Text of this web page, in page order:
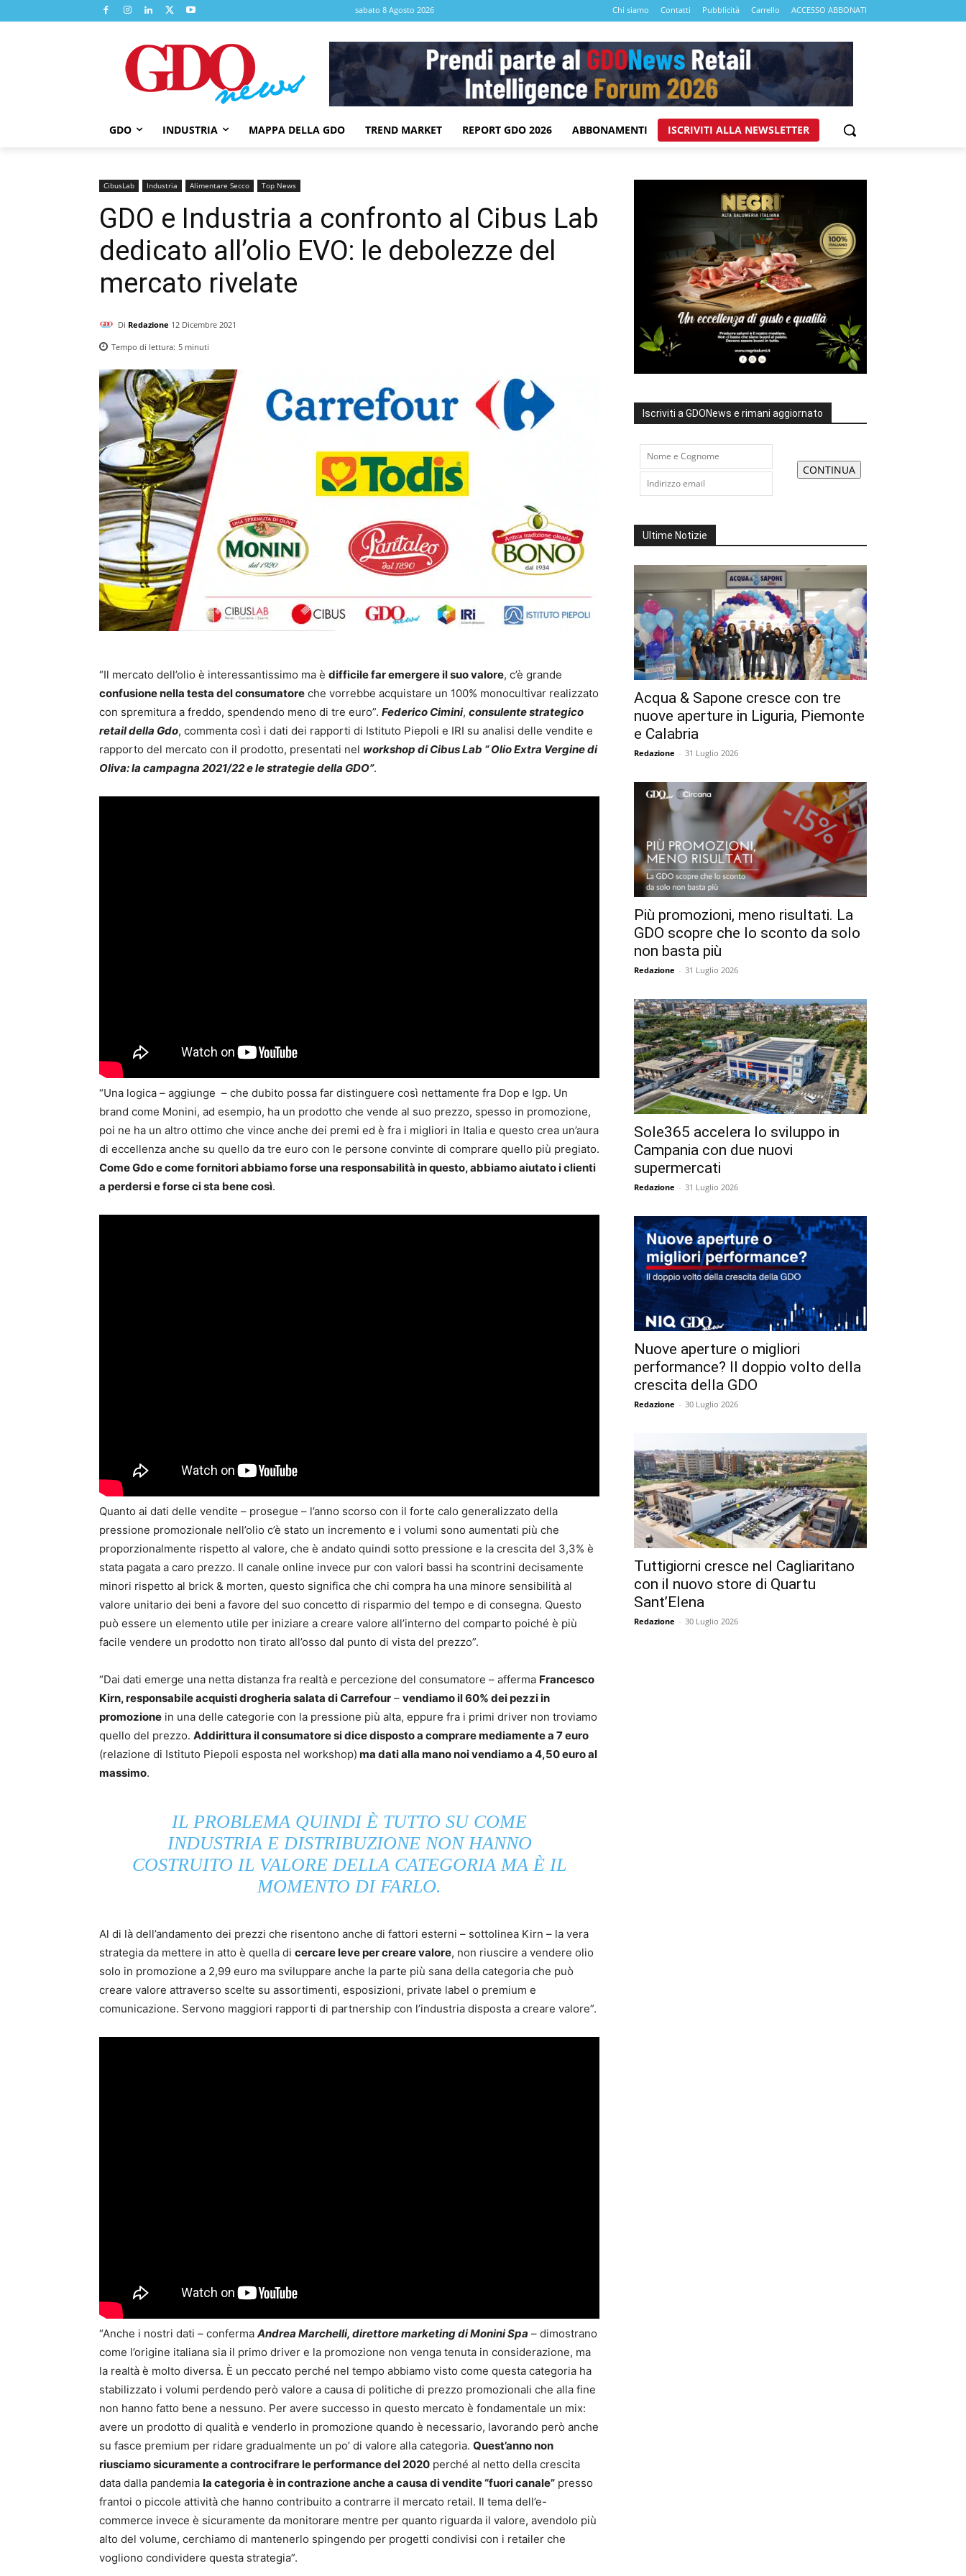
sabato 8 Agosto 2026 Chi siamo Contatti Pubblicità Carrello ACCESSO ABBONATI
GDO INDUSTRIA MAPPA DELLA GDO TREND MARKET REPORT GDO 2026 ABBONAMENTI ISCRIVITI ALLA NEWSLETTER
CibusLab Industria Alimentare Secco Top News
GDO e Industria a confronto al Cibus Lab
dedicato all’olio EVO: le debolezze del
mercato rivelate
Di Redazione 12 Dicembre 2021
Tempo di lettura: 5 minuti
“Il mercato dell’olio è interessantissimo ma è difficile far emergere il suo valore, c’è grande
confusione nella testa del consumatore che vorrebbe acquistare un 100% monocultivar realizzato
con spremitura a freddo, spendendo meno di tre euro”. Federico Cimini, consulente strategico
retail della Gdo, commenta così i dati dei rapporti di Istituto Piepoli e IRI su analisi delle vendite e
rapporto del mercato con il prodotto, presentati nel workshop di Cibus Lab “ Olio Extra Vergine di
Oliva: la campagna 2021/22 e le strategie della GDO”.
“Una logica – aggiunge – che dubito possa far distinguere così nettamente fra Dop e Igp. Un
brand come Monini, ad esempio, ha un prodotto che vende al suo prezzo, spesso in promozione,
poi ne ha un altro ottimo che vince anche dei premi ed è fra i migliori in Italia e questo crea un’aura
di eccellenza anche su quello da tre euro con le persone convinte di comprare quello più pregiato.
Come Gdo e come fornitori abbiamo forse una responsabilità in questo, abbiamo aiutato i clienti
a perdersi e forse ci sta bene così.
Quanto ai dati delle vendite – prosegue – l’anno scorso con il forte calo generalizzato della
pressione promozionale nell’olio c’è stato un incremento e i volumi sono aumentati più che
proporzionalmente rispetto al valore, che è andato quindi sotto pressione e la crescita del 3,3% è
stata pagata a caro prezzo. Il canale online invece pur con valori bassi ha scontrini decisamente
minori rispetto al brick & morten, questo significa che chi compra ha una minore sensibilità al
valore unitario dei beni a favore del suo concetto di risparmio del tempo e di consegna. Questo
può essere un elemento utile per iniziare a creare valore all’interno del comparto poiché è più
facile vendere un prodotto non tirato all’osso dal punto di vista del prezzo”.
“Dai dati emerge una netta distanza fra realtà e percezione del consumatore – afferma Francesco
Kirn, responsabile acquisti drogheria salata di Carrefour – vendiamo il 60% dei pezzi in
promozione in una delle categorie con la pressione più alta, eppure fra i primi driver non troviamo
quello del prezzo. Addirittura il consumatore si dice disposto a comprare mediamente a 7 euro
(relazione di Istituto Piepoli esposta nel workshop) ma dati alla mano noi vendiamo a 4,50 euro al
massimo.
IL PROBLEMA QUINDI È TUTTO SU COME
INDUSTRIA E DISTRIBUZIONE NON HANNO
COSTRUITO IL VALORE DELLA CATEGORIA MA È IL
MOMENTO DI FARLO.
Al di là dell’andamento dei prezzi che risentono anche di fattori esterni – sottolinea Kirn – la vera
strategia da mettere in atto è quella di cercare leve per creare valore, non riuscire a vendere olio
solo in promozione a 2,99 euro ma sviluppare anche la parte più sana della categoria che può
creare valore attraverso scelte su assortimenti, esposizioni, private label o premium e
comunicazione. Servono maggiori rapporti di partnership con l’industria disposta a creare valore”.
“Anche i nostri dati – conferma Andrea Marchelli, direttore marketing di Monini Spa – dimostrano
come l’origine italiana sia il primo driver e la promozione non venga tenuta in considerazione, ma
la realtà è molto diversa. È un peccato perché nel tempo abbiamo visto come questa categoria ha
stabilizzato i volumi perdendo però valore a causa di politiche di prezzo promozionali che alla fine
non hanno fatto bene a nessuno. Per avere successo in questo mercato è fondamentale un mix:
avere un prodotto di qualità e venderlo in promozione quando è necessario, lavorando però anche
su fasce premium per ridare gradualmente un po’ di valore alla categoria. Quest’anno non
riusciamo sicuramente a controcifrare le performance del 2020 perché al netto della crescita
data dalla pandemia la categoria è in contrazione anche a causa di vendite “fuori canale” presso
frantoi o piccole attività che hanno contribuito a contrarre il mercato retail. Il tema dell’e-
commerce invece è sicuramente da monitorare mentre per quanto riguarda il valore, avendolo più
alto del volume, cerchiamo di mantenerlo spingendo per progetti condivisi con i retailer che
vogliono condividere questa strategia”.
Iscriviti a GDONews e rimani aggiornato
Ultime Notizie
Acqua & Sapone cresce con tre
nuove aperture in Liguria, Piemonte
e Calabria
Redazione - 31 Luglio 2026
Più promozioni, meno risultati. La
GDO scopre che lo sconto da solo
non basta più
Redazione - 31 Luglio 2026
Sole365 accelera lo sviluppo in
Campania con due nuovi
supermercati
Redazione - 31 Luglio 2026
Nuove aperture o migliori
performance? Il doppio volto della
crescita della GDO
Redazione - 30 Luglio 2026
Tuttigiorni cresce nel Cagliaritano
con il nuovo store di Quartu
Sant’Elena
Redazione - 30 Luglio 2026